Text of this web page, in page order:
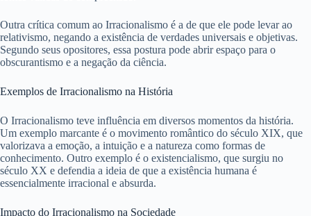
Outra crítica comum ao Irracionalismo é a de que ele pode levar ao
relativismo, negando a existência de verdades universais e objetivas.
Segundo seus opositores, essa postura pode abrir espaço para o
obscurantismo e a negação da ciência.
Exemplos de Irracionalismo na História
O Irracionalismo teve influência em diversos momentos da história.
Um exemplo marcante é o movimento romântico do século XIX, que
valorizava a emoção, a intuição e a natureza como formas de
conhecimento. Outro exemplo é o existencialismo, que surgiu no
século XX e defendia a ideia de que a existência humana é
essencialmente irracional e absurda.
Impacto do Irracionalismo na Sociedade